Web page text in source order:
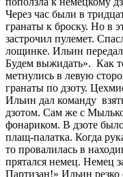
Через час были в
гранаты к броску. Но в
застрочил пулемет.
лощинке. Ильин
Будем выжидать». Как
метнулись в левую
гранаты по дзоту.
Ильин дал команду
дзотом. Сам же с
фонариком. В дзоте
плащ-палатка. Когда
то провалилась в
прятался немец. Немец
Партизан!» Ильин